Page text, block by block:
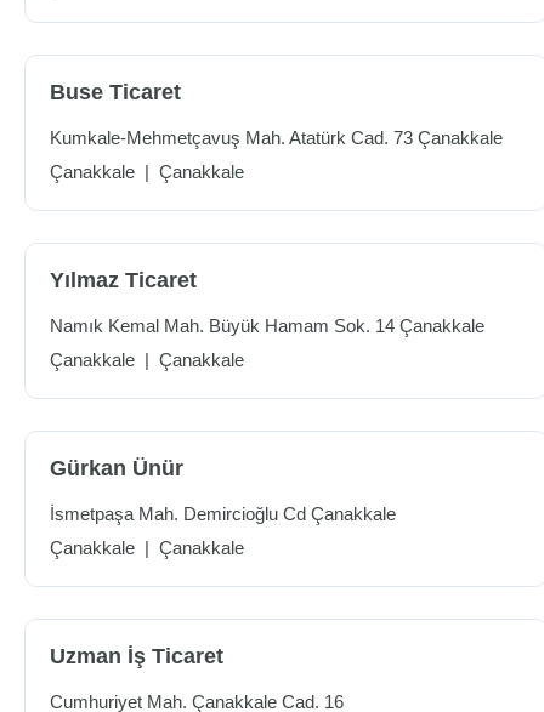
Buse Ticaret
Kumkale-Mehmetçavuş Mah. Atatürk Cad. 73 Çanakkale
Çanakkale | Çanakkale
Yılmaz Ticaret
Namık Kemal Mah. Büyük Hamam Sok. 14 Çanakkale
Çanakkale | Çanakkale
Gürkan Ünür
İsmetpaşa Mah. Demircioğlu Cd Çanakkale
Çanakkale | Çanakkale
Uzman İş Ticaret
Cumhuriyet Mah. Çanakkale Cad. 16